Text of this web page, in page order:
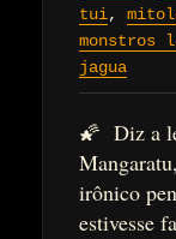
tui,
monstros
jagua
🌠 Diz a
irônico
estivesse